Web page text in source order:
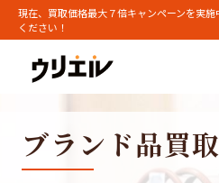
現在、買取価格最大７倍キャンペーンを実
ください！
ブランド品買取